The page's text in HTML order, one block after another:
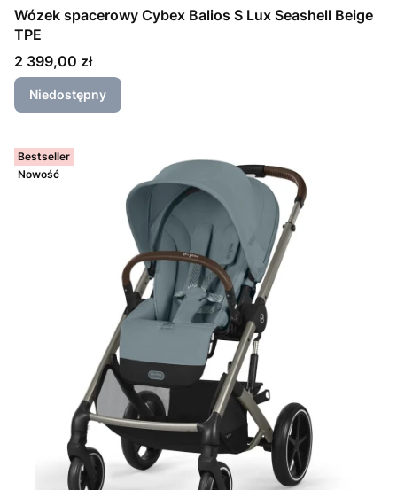
Wózek spacerowy Cybex Balios S Lux Seashell Beige
TPE
Cena
2 399,00 zł
Niedostępny
Bestseller
Nowość